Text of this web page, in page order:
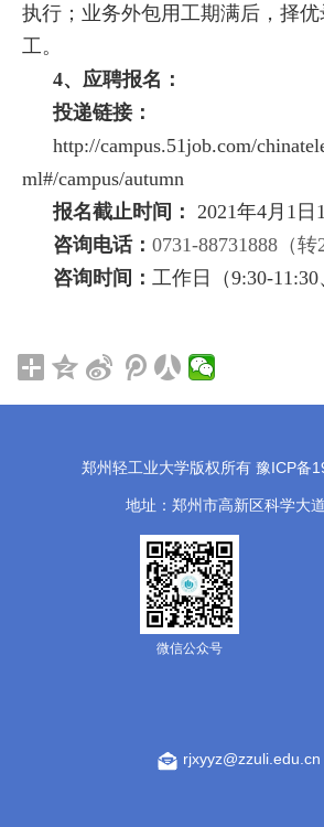
执行；业务外包用工期满后，择
工。
4、应聘报名：
投递链接：
http://campus.51job.com/
ml#/campus/autumn
报名截止时间：
2021年4月1日
咨询电话： 0731-88731888（转
咨询时间： 工作日（9:30-11:30
郑州轻工业大学版权所有 豫ICP备
地址：郑州市高新区科学大
微信公众号
rjxyyz@zzuli.edu.cn